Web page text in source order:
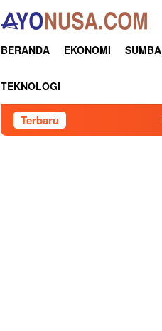
BERANDA EKONOMI
TEKNOLOGI
Terbaru Pertamina Patra